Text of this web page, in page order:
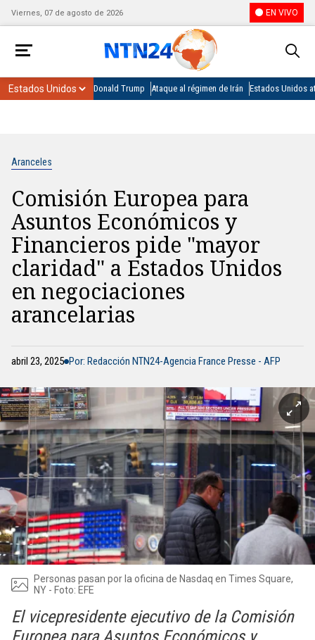
Viernes, 07 de agosto de 2026 EN VIVO
Donald Trump Ataque al régimen de Irán Estados Unidos
Aranceles
Comisión Europea para
Asuntos Económicos y
Financieros pide "mayor
claridad" a Estados Unidos
en negociaciones
arancelarias
abril 23, 2025 Por: Redacción NTN24-Agencia France Presse - AFP
Personas pasan por la oficina de Nasdaq en Times Square,
NY - Foto: EFE
El vicepresidente ejecutivo de la Comisión